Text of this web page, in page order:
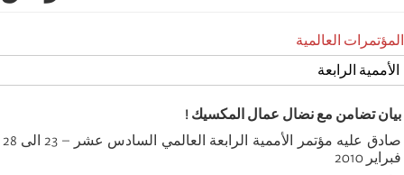
المؤتمرات العالمية
الأممية الرابعة
بيان تضامن مع نضال عمال المكسيك !
صادق عليه مؤتمر الأممية الرابعة العالمي السادس عشر – 23 الى 28
فبراير 2010